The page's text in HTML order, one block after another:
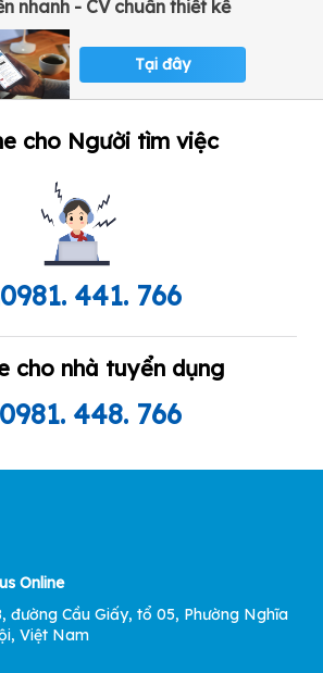
nhanh - CV chuẩn thiết kế
Tại đây
cho Người tìm việc
0981. 441. 766
cho nhà tuyển dụng
0981. 448. 766
Online
đường Cầu Giấy, tổ 05, Phường Nghĩa
Việt Nam